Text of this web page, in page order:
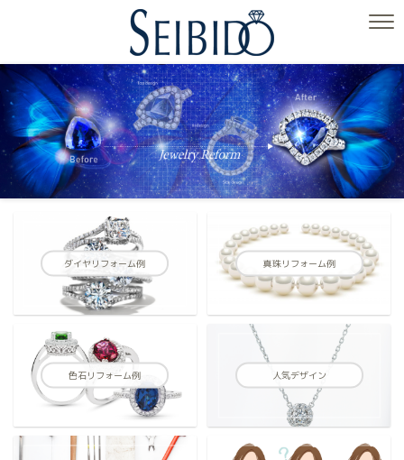
ダイヤリフォーム例 真珠リフォーム例
色石リフォーム例 人気デザイン